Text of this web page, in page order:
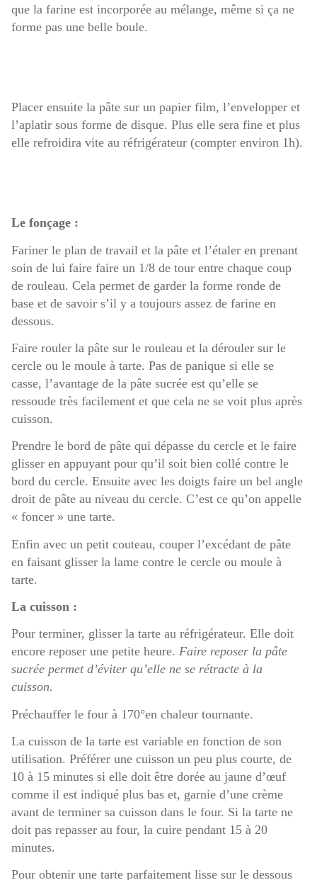
que la farine est incorporée au mélange, même si ça ne
forme pas une belle boule.
Placer ensuite la pâte sur un papier film, l’envelopper et
l’aplatir sous forme de disque. Plus elle sera fine et plus
elle refroidira vite au réfrigérateur (compter environ 1h).
Le fonçage :
Fariner le plan de travail et la pâte et l’étaler en prenant
soin de lui faire faire un 1/8 de tour entre chaque coup
de rouleau. Cela permet de garder la forme ronde de
base et de savoir s’il y a toujours assez de farine en
dessous.
Faire rouler la pâte sur le rouleau et la dérouler sur le
cercle ou le moule à tarte. Pas de panique si elle se
casse, l’avantage de la pâte sucrée est qu’elle se
ressoude très facilement et que cela ne se voit plus après
cuisson.
Prendre le bord de pâte qui dépasse du cercle et le faire
glisser en appuyant pour qu’il soit bien collé contre le
bord du cercle. Ensuite avec les doigts faire un bel angle
droit de pâte au niveau du cercle. C’est ce qu’on appelle
« foncer » une tarte.
Enfin avec un petit couteau, couper l’excédant de pâte
en faisant glisser la lame contre le cercle ou moule à
tarte.
La cuisson :
Pour terminer, glisser la tarte au réfrigérateur. Elle doit
encore reposer une petite heure. Faire reposer la pâte
sucrée permet d’éviter qu’elle ne se rétracte à la
cuisson.
Préchauffer le four à 170°en chaleur tournante.
La cuisson de la tarte est variable en fonction de son
utilisation. Préférer une cuisson un peu plus courte, de
10 à 15 minutes si elle doit être dorée au jaune d’œuf
comme il est indiqué plus bas et, garnie d’une crème
avant de terminer sa cuisson dans le four. Si la tarte ne
doit pas repasser au four, la cuire pendant 15 à 20
minutes.
Pour obtenir une tarte parfaitement lisse sur le dessous